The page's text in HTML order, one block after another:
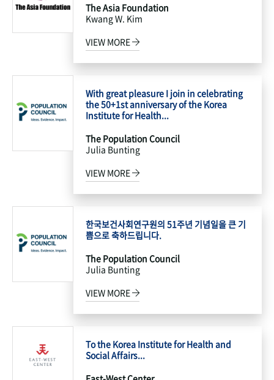
The Asia Foundation
Kwang W. Kim
VIEW MORE
With great pleasure I join in celebrating
the 50+1st anniversary of the Korea
Institute for Health...
The Population Council
Julia Bunting
VIEW MORE
한국보건사회연구원의 51주년 기념일을 큰 기
쁨으로 축하드립니다.
The Population Council
Julia Bunting
VIEW MORE
To the Korea Institute for Health and
Social Affairs...